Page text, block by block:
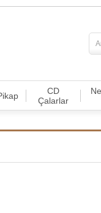
CD
Çalarlar